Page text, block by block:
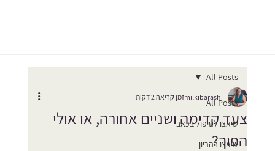
All Posts
שיאצו לטיפול בכאב
שיאצו בהריון
All Posts
צעד קדימה ושניים אחורה, או אולי
הפוך?
milkibarashזמן קריאה 2 דקות